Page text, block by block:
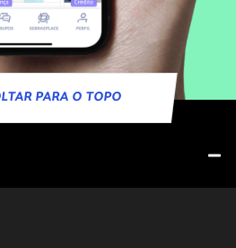
PARA O TOPO